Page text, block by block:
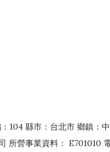
104 縣市：台北市 鄉鎮：
所營事業資料： E701010